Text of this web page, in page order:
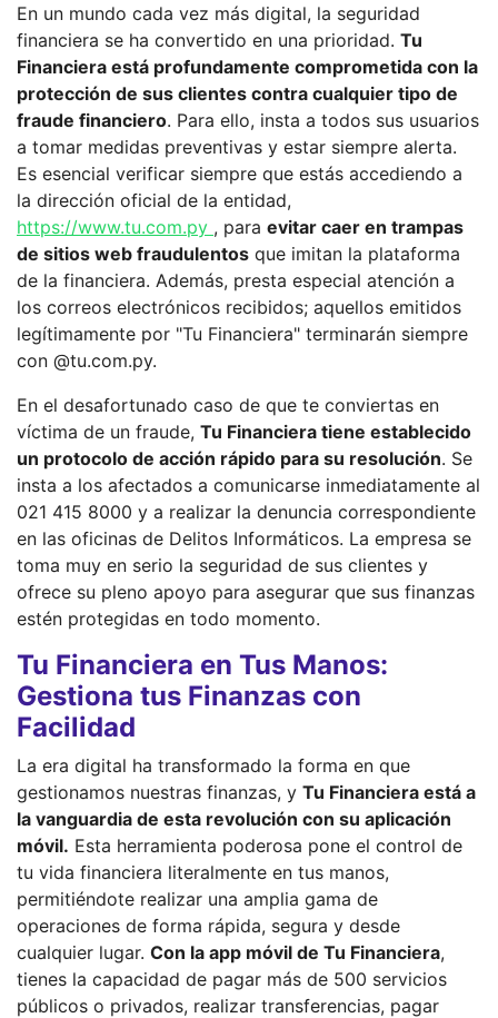
En un mundo cada vez más digital, la seguridad
financiera se ha convertido en una prioridad. Tu
Financiera está profundamente comprometida con la
protección de sus clientes contra cualquier tipo de
fraude financiero. Para ello, insta a todos sus usuarios
a tomar medidas preventivas y estar siempre alerta.
Es esencial verificar siempre que estás accediendo a
la dirección oficial de la entidad,
https://www.tu.com.py , para evitar caer en trampas
de sitios web fraudulentos que imitan la plataforma
de la financiera. Además, presta especial atención a
los correos electrónicos recibidos; aquellos emitidos
legítimamente por "Tu Financiera" terminarán siempre
con @tu.com.py.
En el desafortunado caso de que te conviertas en
víctima de un fraude, Tu Financiera tiene establecido
un protocolo de acción rápido para su resolución. Se
insta a los afectados a comunicarse inmediatamente al
021 415 8000 y a realizar la denuncia correspondiente
en las oficinas de Delitos Informáticos. La empresa se
toma muy en serio la seguridad de sus clientes y
ofrece su pleno apoyo para asegurar que sus finanzas
estén protegidas en todo momento.
Tu Financiera en Tus Manos:
Gestiona tus Finanzas con
Facilidad
La era digital ha transformado la forma en que
gestionamos nuestras finanzas, y Tu Financiera está a
la vanguardia de esta revolución con su aplicación
móvil. Esta herramienta poderosa pone el control de
tu vida financiera literalmente en tus manos,
permitiéndote realizar una amplia gama de
operaciones de forma rápida, segura y desde
cualquier lugar. Con la app móvil de Tu Financiera,
tienes la capacidad de pagar más de 500 servicios
públicos o privados, realizar transferencias, pagar